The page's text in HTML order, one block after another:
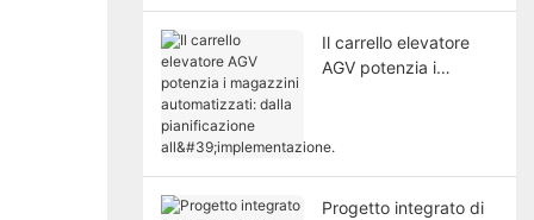
Il carrello elevatore
AGV potenzia i
pianificazione
Progetto integrato di